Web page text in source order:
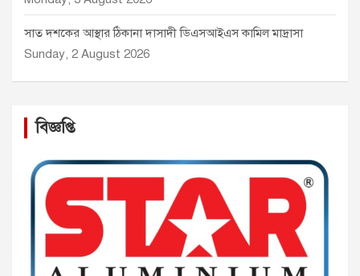
সাত দশকের আস্থার ঠিকানা দাসাদী ডিএসআইএস কামিল মাদ্রাসা
Sunday, 2 August 2026
বিজ্ঞপ্তি